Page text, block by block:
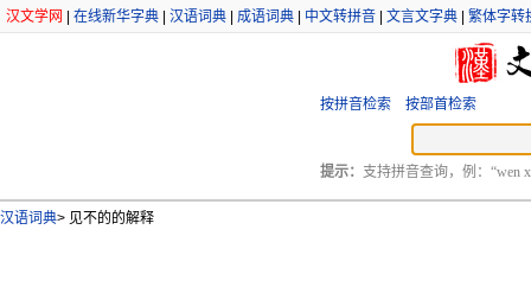
汉文学网 在线新华字典 汉语词典 成语词典 中文转拼音 文言文字典 繁体字转
按拼音检索 按部首检索
提示： 支持拼音查询，例：“wen
汉语词典> 见不的的解释